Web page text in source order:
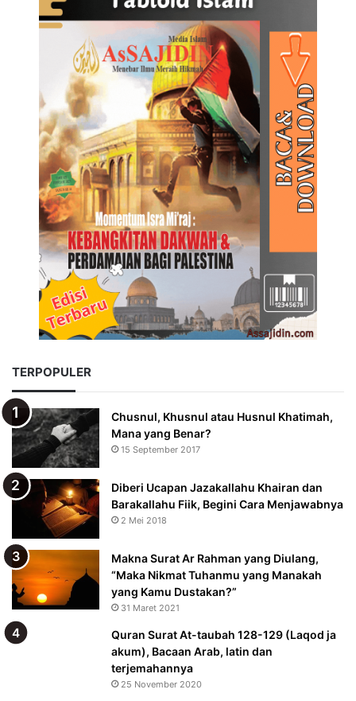
TERPOPULER
Chusnul, Khusnul atau Husnul Khatimah,
Mana yang Benar?
15 September 2017
Diberi Ucapan Jazakallahu Khairan dan
Barakallahu Fiik, Begini Cara Menjawabnya
2 Mei 2018
Makna Surat Ar Rahman yang Diulang,
“Maka Nikmat Tuhanmu yang Manakah
yang Kamu Dustakan?”
31 Maret 2021
Quran Surat At-taubah 128-129 (Laqod ja
akum), Bacaan Arab, latin dan
terjemahannya
25 November 2020